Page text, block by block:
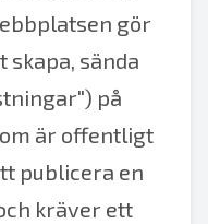
gör
sända
på
är offentligt
publicera en
kräver ett